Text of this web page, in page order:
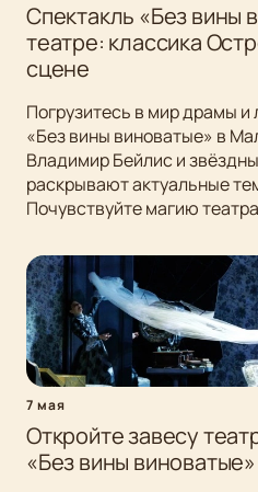
Спектакль «Без вины
театре: классика
сцене
Погрузитесь в мир драмы и
«Без вины виноватые» в
Владимир Бейлис и
раскрывают актуальные
Почувствуйте магию
7 мая
Откройте завесу
«Без вины